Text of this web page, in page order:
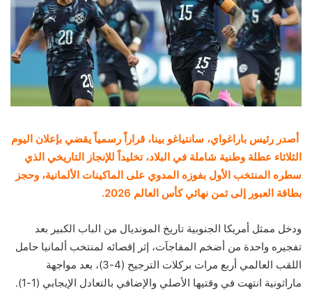
أصدر رئيس باراغواي، سانتياغو بينا، قراراً رسمياً يقضي بإعلان اليوم
الثلاثاء عطلة وطنية شاملة في البلاد، تخليداً للإنجاز التاريخي الذي
سطره المنتخب الأول بفوزه المدوي على الماكينات الألمانية، وحجز
بطاقة العبور إلى ثمن نهائي كأس العالم 2026.
ودخل ممثل أمريكا الجنوبية تاريخ المونديال من الباب الكبير بعد
تفجيره واحدة من أضخم المفاجآت، إثر إقصائه لمنتخب ألمانيا حامل
اللقب العالمي أربع مرات بركلات الترجيح (4-3)، بعد مواجهة
ماراثونية انتهت في وقتيها الأصلي والإضافي بالتعادل الإيجابي (1-1).